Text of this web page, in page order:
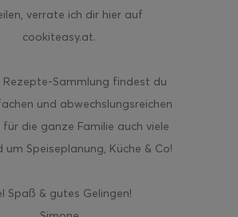
verrate ich dir hier auf
cookiteasy.at.
Rezepte-Sammlung findest du
und abwechslungsreichen
für die ganze Familie auch viele
um Speiseplanung, Küche & Co!
Spaß & gutes Gelingen!